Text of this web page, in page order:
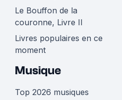
Le Bouffon de la
couronne, Livre II
Livres populaires en ce
moment
Musique
Top 2026 musiques